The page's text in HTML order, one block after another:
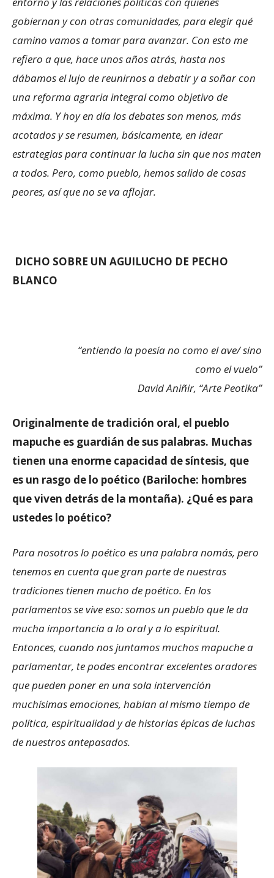
gobiernan y con otras comunidades, para elegir qué
camino vamos a tomar para avanzar. Con esto me
refiero a que, hace unos años atrás, hasta nos
dábamos el lujo de reunirnos a debatir y a soñar con
una reforma agraria integral como objetivo de
máxima. Y hoy en día los debates son menos, más
acotados y se resumen, básicamente, en idear
estrategias para continuar la lucha sin que nos maten
a todos. Pero, como pueblo, hemos salido de cosas
peores, así que no se va aflojar.
DICHO SOBRE UN AGUILUCHO DE PECHO
BLANCO
“entiendo la poesía no como el ave/ sino
como el vuelo”
David Aniñir, “Arte Peotika”
Originalmente de tradición oral, el pueblo
mapuche es guardián de sus palabras. Muchas
tienen una enorme capacidad de síntesis, que
es un rasgo de lo poético (Bariloche: hombres
que viven detrás de la montaña). ¿Qué es para
ustedes lo poético?
Para nosotros lo poético es una palabra nomás, pero
tenemos en cuenta que gran parte de nuestras
tradiciones tienen mucho de poético. En los
parlamentos se vive eso: somos un pueblo que le da
mucha importancia a lo oral y a lo espiritual.
Entonces, cuando nos juntamos muchos mapuche a
parlamentar, te podes encontrar excelentes oradores
que pueden poner en una sola intervención
muchísimas emociones, hablan al mismo tiempo de
política, espiritualidad y de historias épicas de luchas
de nuestros antepasados.